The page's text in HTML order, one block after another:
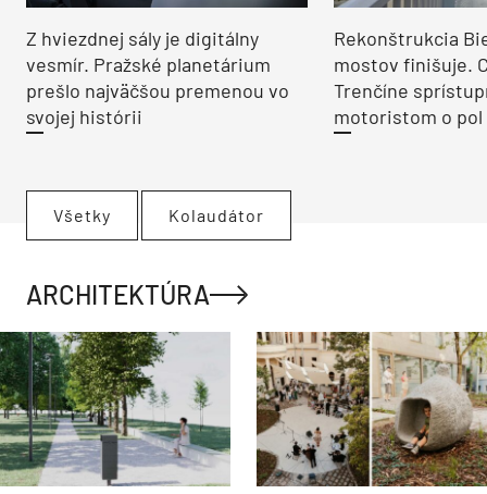
Z hviezdnej sály je digitálny
vesmír. Pražské planetárium
prešlo najväčšou premenou vo
svojej histórii
Rekonštrukcia
mostov finišuje.
Trenčíne
motoristom o pol
Všetky Kolaudátor
ARCHITEKTÚRA